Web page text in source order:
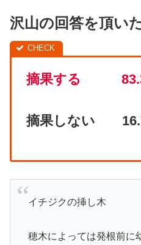
沢山の回答を頂い
摘果する
摘果しない
イチジクの挿し木
穂木によっては発根前に